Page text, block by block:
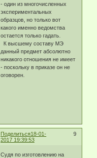
- один из многочисленных
экспериментальных
образцов, но только вот
какого именно ведомства
остается только гадать.
К высшему составу МЭ
данный предмет абсолютно
никакого отношения не имеет
- поскольку в приказе он не
оговорен.
Поделиться 9
18-01-
2017 19:39:53
Судя по изготовлению на